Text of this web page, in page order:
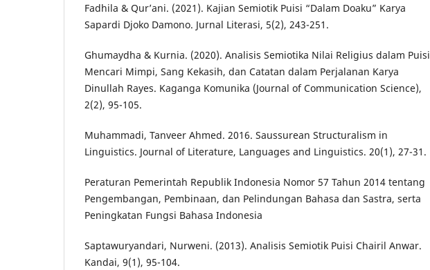
Fadhila & Qur’ani. (2021). Kajian Semiotik Puisi “Dalam Doaku” Karya
Sapardi Djoko Damono. Jurnal Literasi, 5(2), 243-251.
Ghumaydha & Kurnia. (2020). Analisis Semiotika Nilai Religius dalam Puisi
Mencari Mimpi, Sang Kekasih, dan Catatan dalam Perjalanan Karya
Dinullah Rayes. Kaganga Komunika (Journal of Communication Science),
2(2), 95-105.
Muhammadi, Tanveer Ahmed. 2016. Saussurean Structuralism in
Linguistics. Journal of Literature, Languages and Linguistics. 20(1), 27-31.
Peraturan Pemerintah Republik Indonesia Nomor 57 Tahun 2014 tentang
Pengembangan, Pembinaan, dan Pelindungan Bahasa dan Sastra, serta
Peningkatan Fungsi Bahasa Indonesia
Saptawuryandari, Nurweni. (2013). Analisis Semiotik Puisi Chairil Anwar.
Kandai, 9(1), 95-104.